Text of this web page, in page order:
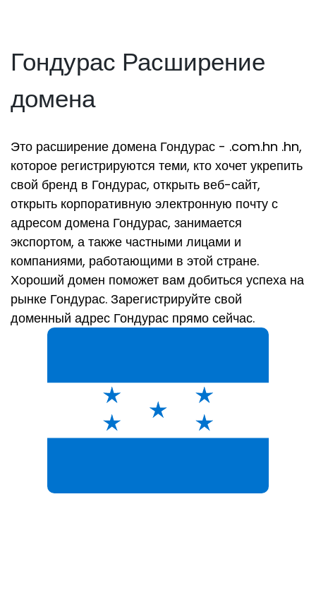
Гондурас Расширение
домена
Это расширение домена Гондурас - .com.hn .hn,
которое регистрируются теми, кто хочет укрепить
свой бренд в Гондурас, открыть веб-сайт,
открыть корпоративную электронную почту с
адресом домена Гондурас, занимается
экспортом, а также частными лицами и
компаниями, работающими в этой стране.
Хороший домен поможет вам добиться успеха на
рынке Гондурас. Зарегистрируйте свой
доменный адрес Гондурас прямо сейчас.